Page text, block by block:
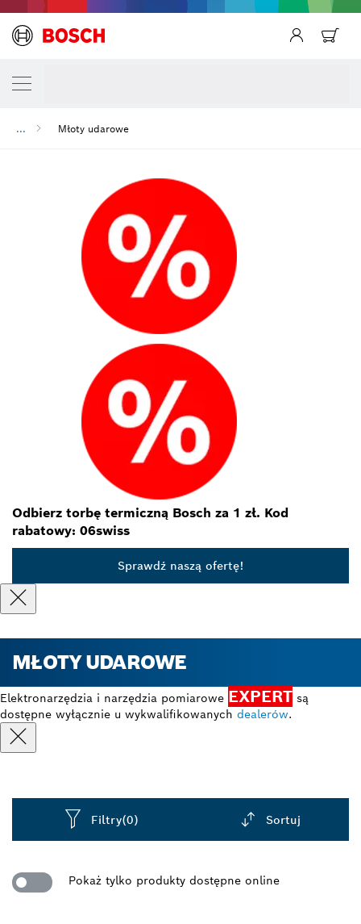
... Młoty udarowe
Odbierz torbę termiczną Bosch za 1 zł. Kod
rabatowy: 06swiss
Sprawdź naszą ofertę!
MŁOTY UDAROWE
Elektronarzędzia i narzędzia pomiarowe EXPERT są
dostępne wyłącznie u wykwalifikowanych dealerów.
Filtry(0) Sortuj
Pokaż tylko produkty dostępne online